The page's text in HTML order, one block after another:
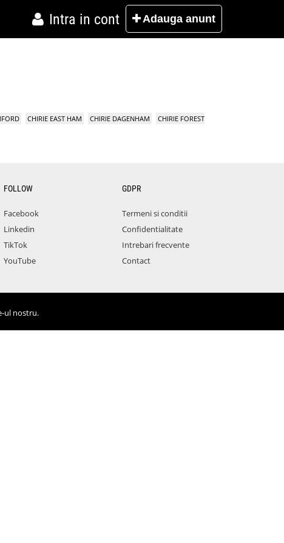
Intra in cont Adauga anunt
CHIRIE EAST HAM CHIRIE DAGENHAM
CHIRIE FOREST
FOLLOW
Facebook
Linkedin
TikTok
YouTube
GDPR
Termeni si conditii
Confidentialitate
Intrebari frecvente
Contact
ul nostru.